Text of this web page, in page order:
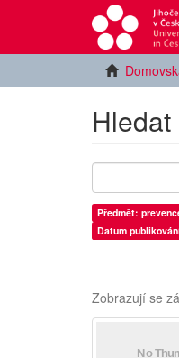
Hledat
Předmět:
Datum
Zobrazují se